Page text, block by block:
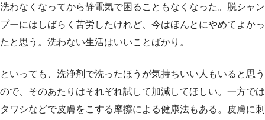
洗わなくなってから静電気で困ることもなくなった。脱シャン
プーにはしばらく苦労したけれど、今はほんとにやめてよかっ
たと思う。洗わない生活はいいことばかり。
といっても、洗浄剤で洗ったほうが気持ちいい人もいると思う
ので、そのあたりはそれぞれ試して加減してほしい。一方では
タワシなどで皮膚をこする摩擦による健康法もある。皮膚に刺